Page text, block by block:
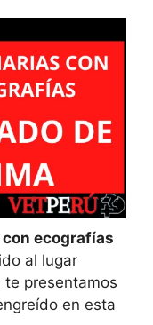
ecografías
al lugar
te presentamos
en esta